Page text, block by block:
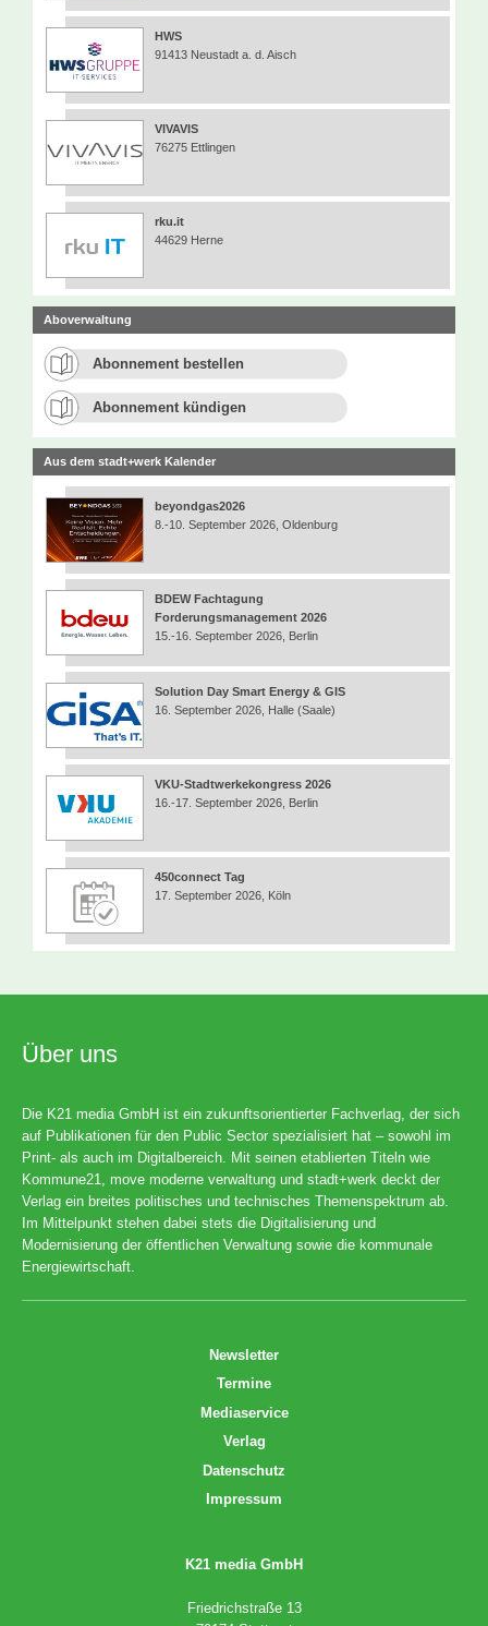
HWS
91413 Neustadt a. d. Aisch
VIVAVIS
76275 Ettlingen
rku.it
44629 Herne
Aboverwaltung
Abonnement bestellen
Abonnement kündigen
Aus dem stadt+werk Kalender
beyondgas2026
8.-10. September 2026, Oldenburg
BDEW Fachtagung
Forderungsmanagement 2026
15.-16. September 2026, Berlin
Solution Day Smart Energy & GIS
16. September 2026, Halle (Saale)
VKU-Stadtwerkekongress 2026
16.-17. September 2026, Berlin
450connect Tag
17. September 2026, Köln
Über uns
Die K21 media GmbH ist ein zukunftsorientierter Fachverlag, der sich
auf Publikationen für den Public Sector spezialisiert hat – sowohl im
Print- als auch im Digitalbereich. Mit seinen etablierten Titeln wie
Kommune21, move moderne verwaltung und stadt+werk deckt der
Verlag ein breites politisches und technisches Themenspektrum ab.
Im Mittelpunkt stehen dabei stets die Digitalisierung und
Modernisierung der öffentlichen Verwaltung sowie die kommunale
Energiewirtschaft.
Newsletter
Termine
Mediaservice
Verlag
Datenschutz
Impressum
K21 media GmbH
Friedrichstraße 13